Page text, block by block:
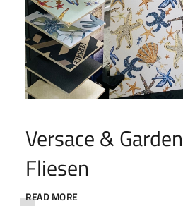
Versace &
Fliesen
READ MORE